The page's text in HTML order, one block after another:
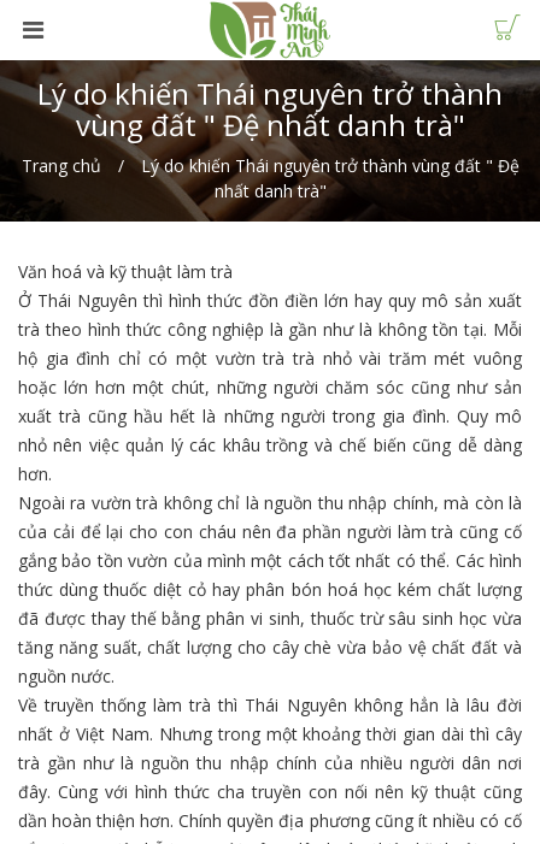
Lý do khiến Thái nguyên trở thành
vùng đất " Đệ nhất danh trà"
Trang chủ
Lý do khiến Thái nguyên trở thành vùng đất " Đệ
nhất danh trà"
Văn hoá và kỹ thuật làm trà
Ở Thái Nguyên thì hình thức đồn điền lớn hay quy mô sản xuất
trà theo hình thức công nghiệp là gần như là không tồn tại. Mỗi
hộ gia đình chỉ có một vườn trà trà nhỏ vài trăm mét vuông
hoặc lớn hơn một chút, những người chăm sóc cũng như sản
xuất trà cũng hầu hết là những người trong gia đình. Quy mô
nhỏ nên việc quản lý các khâu trồng và chế biến cũng dễ dàng
hơn.
Ngoài ra vườn trà không chỉ là nguồn thu nhập chính, mà còn là
của cải để lại cho con cháu nên đa phần người làm trà cũng cố
gắng bảo tồn vườn của mình một cách tốt nhất có thể. Các hình
thức dùng thuốc diệt cỏ hay phân bón hoá học kém chất lượng
đã được thay thế bằng phân vi sinh, thuốc trừ sâu sinh học vừa
tăng năng suất, chất lượng cho cây chè vừa bảo vệ chất đất và
nguồn nước.
Về truyền thống làm trà thì Thái Nguyên không hẳn là lâu đời
nhất ở Việt Nam. Nhưng trong một khoảng thời gian dài thì cây
trà gần như là nguồn thu nhập chính của nhiều người dân nơi
đây. Cùng với hình thức cha truyền con nối nên kỹ thuật cũng
dần hoàn thiện hơn. Chính quyền địa phương cũng ít nhiều có cố